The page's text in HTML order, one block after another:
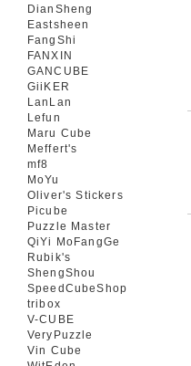
DianSheng
Eastsheen
FangShi
FANXIN
GANCUBE
GiiKER
LanLan
Lefun
Maru Cube
Meffert's
mf8
MoYu
Oliver's Stickers
Picube
Puzzle Master
QiYi MoFangGe
Rubik's
ShengShou
SpeedCubeShop
tribox
V-CUBE
VeryPuzzle
Vin Cube